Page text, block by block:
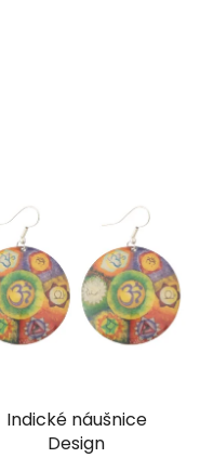
Indické náušnice
Design